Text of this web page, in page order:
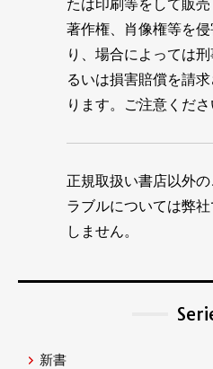
たは印刷等をして販
著作権、肖像権等を
り、場合によっては
るいは損害賠償を請
ります。ご注意くださ
正規取扱い書店以外
ラブルについては弊
しません。
新書